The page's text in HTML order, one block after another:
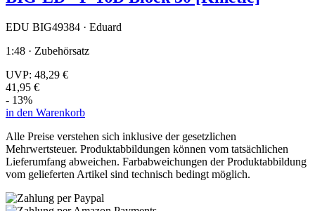
EDU BIG49384 · Eduard
1:48 · Zubehörsatz
UVP: 48,29 €
41,95 €
- 13%
in den Warenkorb
Alle Preise verstehen sich inklusive der gesetzlichen
Mehrwertsteuer. Produktabbildungen können vom tatsächlichen
Lieferumfang abweichen. Farbabweichungen der Produktabbildung
vom gelieferten Artikel sind technisch bedingt möglich.